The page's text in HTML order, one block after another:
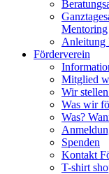
Mentoring
Anleitung
Förderverein
Mitglied
Wir
Was wir
Was?
Spenden
Kontakt
T-shirt